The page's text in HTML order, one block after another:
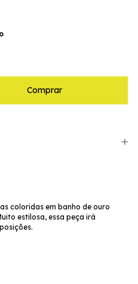
coloridas em banho de ouro
estilosa, essa peça irá